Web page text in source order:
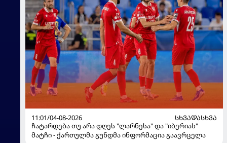
11:01/04-08-2026
ᲡᲮᲕᲐᲓᲐᲡᲮᲕᲐ
ჩატარდება თუ არა დღეს "ლარნესა" და "იბერიას"
მატჩი - ქართულმა გუნდმა ინფორმაცია გაავრცელა